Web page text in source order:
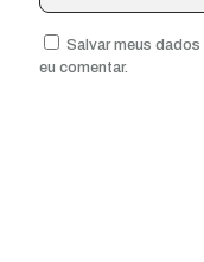
Salvar meus
eu comentar.